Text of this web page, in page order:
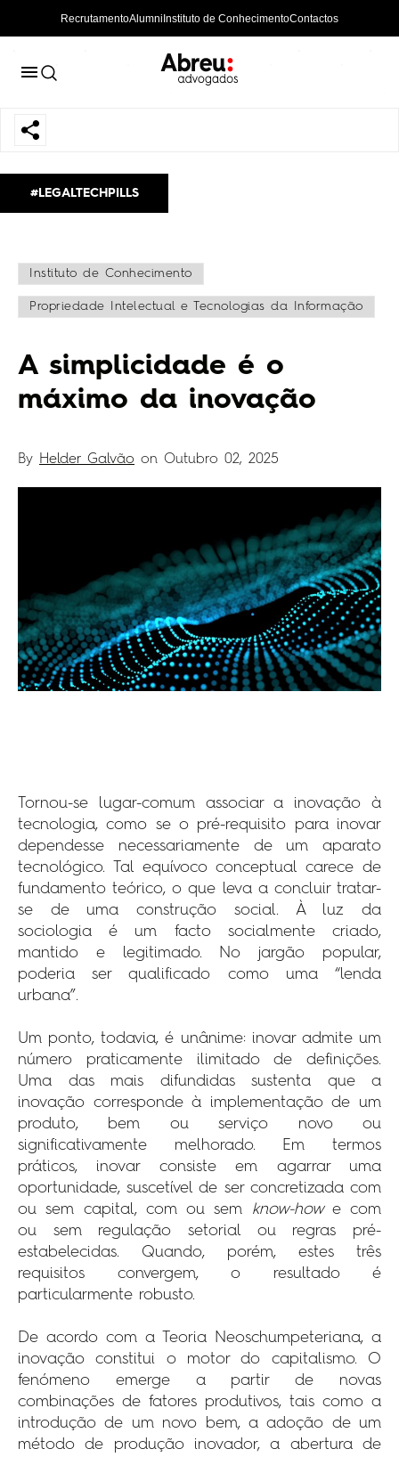
RecrutamentoAlumni Instituto de ConhecimentoContactos
#LEGALTECHPILLS
Instituto de Conhecimento
Propriedade Intelectual e Tecnologias da Informação
A simplicidade é o
máximo da inovação
By Helder Galvão on Outubro 02, 2025
Tornou-se lugar-comum associar a inovação à
tecnologia, como se o pré-requisito para inovar
dependesse necessariamente de um aparato
tecnológico. Tal equívoco conceptual carece de
fundamento teórico, o que leva a concluir tratar-
se de uma construção social. À luz da
sociologia é um facto socialmente criado,
mantido e legitimado. No jargão popular,
poderia ser qualificado como uma “lenda
urbana”.
Um ponto, todavia, é unânime: inovar admite um
número praticamente ilimitado de definições.
Uma das mais difundidas sustenta que a
inovação corresponde à implementação de um
produto, bem ou serviço novo ou
significativamente melhorado. Em termos
práticos, inovar consiste em agarrar uma
oportunidade, suscetível de ser concretizada com
ou sem capital, com ou sem know-howe com
ou sem regulação setorial ou regras pré-
estabelecidas. Quando, porém, estes três
requisitos convergem, o resultado é
particularmente robusto.
De acordo com a Teoria Neoschumpeteriana, a
inovação constitui o motor do capitalismo. O
fenómeno emerge a partir de novas
combinações de fatores produtivos, tais como a
introdução de um novo bem, a adoção de um
método de produção inovador, a abertura de